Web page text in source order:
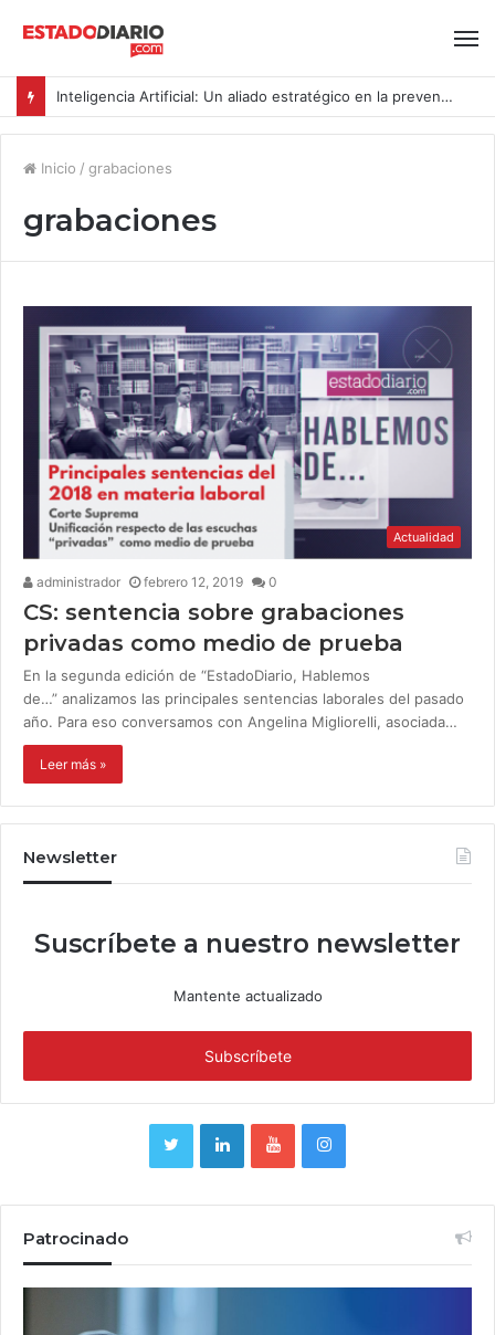
Inteligencia Artificial: Un aliado estratégico en la prevención del acoso y la violencia laboral bajo la Ley Karin
Inicio / grabaciones
grabaciones
Actualidad
administrador febrero 12, 2019 0
CS: sentencia sobre grabaciones
privadas como medio de prueba
En la segunda edición de “EstadoDiario, Hablemos
de…” analizamos las principales sentencias laborales del pasado
año. Para eso conversamos con Angelina Migliorelli, asociada…
Leer más »
Newsletter
Suscríbete a nuestro newsletter
Mantente actualizado
Patrocinado